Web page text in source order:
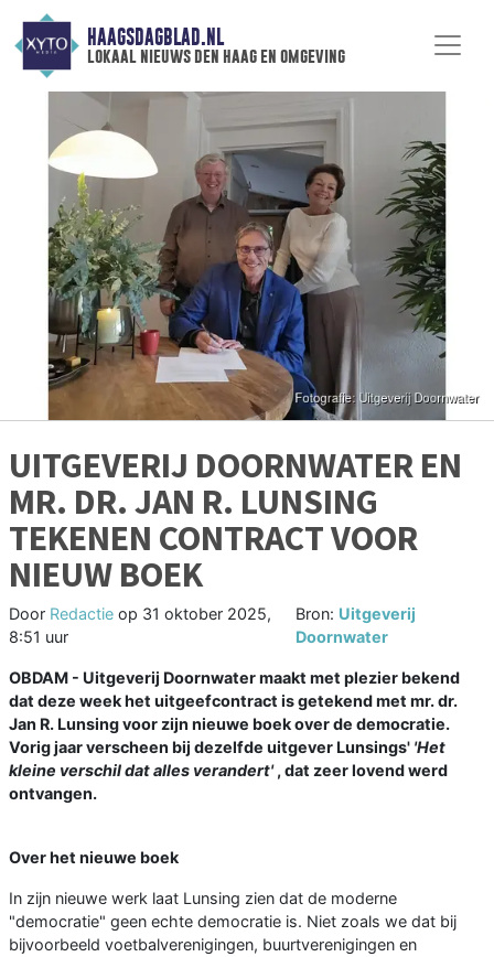
HAAGSDAGBLAD.NL
lokaal nieuws den haag en omgeving
UITGEVERIJ DOORNWATER EN
MR. DR. JAN R. LUNSING
TEKENEN CONTRACT VOOR
NIEUW BOEK
Door Redactie op 31 oktober 2025,
8:51 uur
Bron: Uitgeverij
Doornwater
OBDAM - Uitgeverij Doornwater maakt met plezier bekend
dat deze week het uitgeefcontract is getekend met mr. dr.
Jan R. Lunsing voor zijn nieuwe boek over de democratie.
Vorig jaar verscheen bij dezelfde uitgever Lunsings' 'Het
kleine verschil dat alles verandert', dat zeer lovend werd
ontvangen.
Over het nieuwe boek
In zijn nieuwe werk laat Lunsing zien dat de moderne
"democratie" geen echte democratie is. Niet zoals we dat bij
bijvoorbeeld voetbalverenigingen, buurtverenigingen en